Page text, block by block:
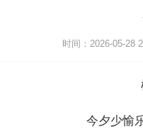
时间：2026-05-28
今夕少愉